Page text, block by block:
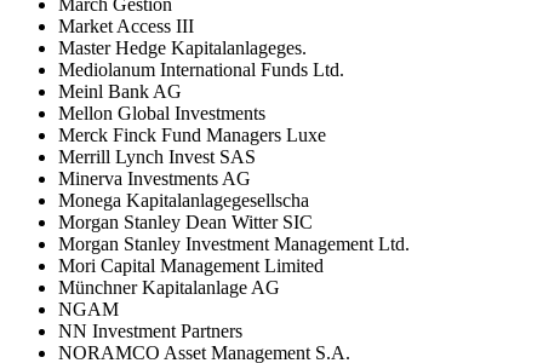
Market Access III
Master Hedge Kapitalanlageges.
Mediolanum International Funds Ltd.
Meinl Bank AG
Mellon Global Investments
Merck Finck Fund Managers Luxe
Merrill Lynch Invest SAS
Minerva Investments AG
Monega Kapitalanlagegesellscha
Morgan Stanley Dean Witter SIC
Morgan Stanley Investment Management Ltd.
Mori Capital Management Limited
Münchner Kapitalanlage AG
NGAM
NN Investment Partners
NORAMCO Asset Management S.A.